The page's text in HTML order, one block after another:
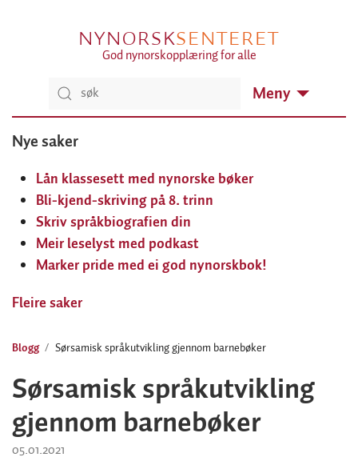
NYNORSKSENTERET
God nynorskopplæring for alle
Meny
Nye saker
Lån klassesett med nynorske bøker
Bli-kjend-skriving på 8. trinn
Skriv språkbiografien din
Meir leselyst med podkast
Marker pride med ei god nynorskbok!
Fleire saker
Blogg Sørsamisk språkutvikling gjennom barnebøker
Sørsamisk språkutvikling
gjennom barnebøker
05.01.2021